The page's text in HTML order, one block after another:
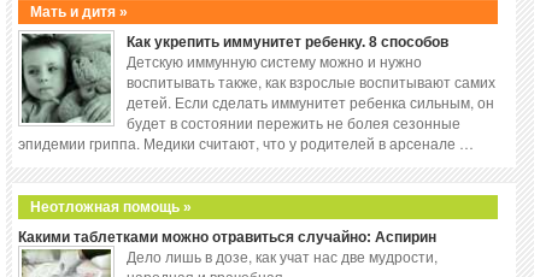
Мать и дитя »
Как укрепить иммунитет ребенку. 8 способов
Детскую иммунную систему можно и нужно
воспитывать также, как взрослые воспитывают самих
детей. Если сделать иммунитет ребенка сильным, он
будет в состоянии пережить не болея сезонные
эпидемии гриппа. Медики считают, что у родителей в арсенале …
Неотложная помощь »
Какими таблетками можно отравиться случайно: Аспирин
Дело лишь в дозе, как учат нас две мудрости,